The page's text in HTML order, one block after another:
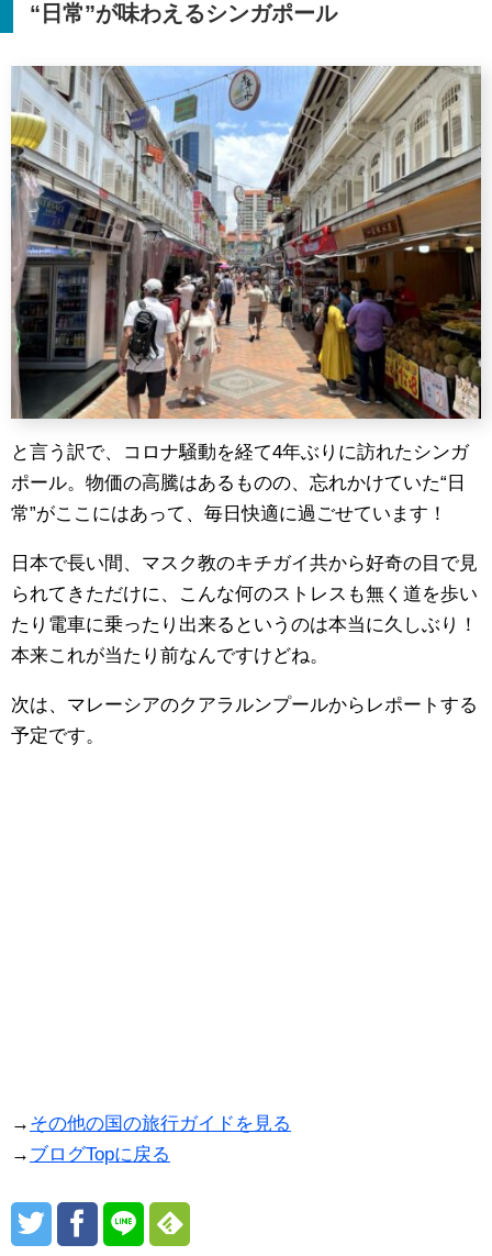
“日常”が味わえるシンガポール
と言う訳で、コロナ騒動を経て4年ぶりに訪れたシンガ
ポール。物価の高騰はあるものの、忘れかけていた“日
常”がここにはあって、毎日快適に過ごせています！
日本で長い間、マスク教のキチガイ共から好奇の目で見
られてきただけに、こんな何のストレスも無く道を歩い
たり電車に乗ったり出来るというのは本当に久しぶり！
本来これが当たり前なんですけどね。
次は、マレーシアのクアラルンプールからレポートする
予定です。
→ その他の国の旅行ガイドを見る
→ ブログTopに戻る